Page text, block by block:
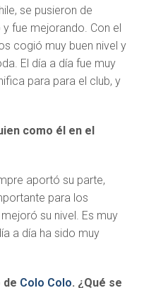
se pusieron de
fue mejorando. Con el
cogió muy buen nivel y
El día a día fue muy
para para el club, y
como él en el
aportó su parte,
para los
su nivel. Es muy
a día ha sido muy
de Colo Colo. ¿Qué se